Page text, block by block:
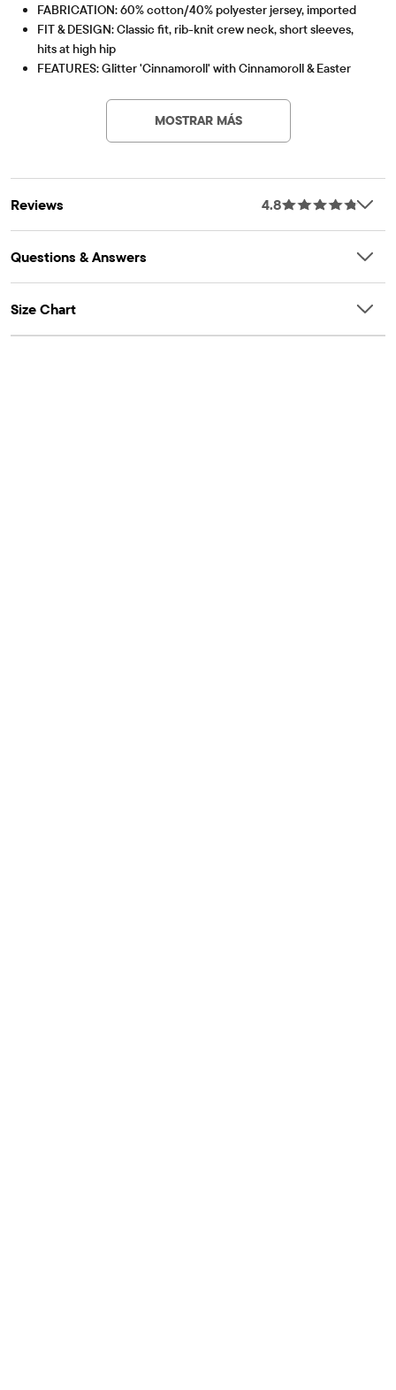
FABRICATION: 60% cotton/40% polyester jersey, imported
FIT & DESIGN: Classic fit, rib-knit crew neck, short sleeves,
hits at high hip
FEATURES: Glitter 'Cinnamoroll' with Cinnamoroll & Easter
MOSTRAR MÁS
Reviews 4.8
Questions & Answers
Size Chart